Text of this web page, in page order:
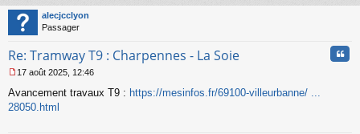
alecjcclyon
Passager
Re: Tramway T9 : Charpennes - La Soie
e
s
17 août 2025, 12:46
Avancement travaux T9 : https://mesinfos.fr/69100-villeurbanne/ ...
28050.html